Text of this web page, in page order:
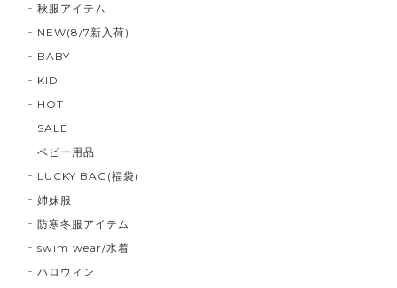
秋服アイテム
NEW(8/7新入荷)
BABY
KID
HOT
SALE
ベビー用品
LUCKY BAG(福袋)
姉妹服
防寒冬服アイテム
swim wear/水着
ハロウィン